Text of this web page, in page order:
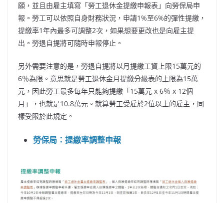
願，並且由雇主填寫「勞工退休金提繳申報表」向勞保局申
報。勞工可以依照自身財務狀況，申請1%至6%的彈性提繳，
提繳率1年內最多可調整2次，如果想要更改也是向雇主提
出。勞退自提將可隨時申報停止。
另外需要注意的是，勞退自提將以月提繳工資上限15萬元的
6％為限。意思就是勞工退休金月提繳分級表的上限為15萬
元，因此勞工最多每年只能夠提繳「15萬元 x 6％ x 12個
月」，也就是10.8萬元。就算勞工受雇於2位以上的雇主，同
樣受限於此規定。
勞保局：提繳率調整申報